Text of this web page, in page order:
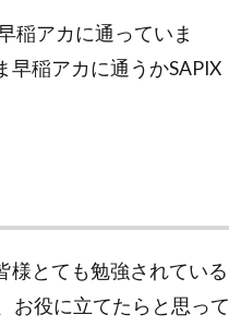
稲アカに通っていま
早稲アカに通うかSAPIX
様とても勉強されている
お役に立てたらと思って